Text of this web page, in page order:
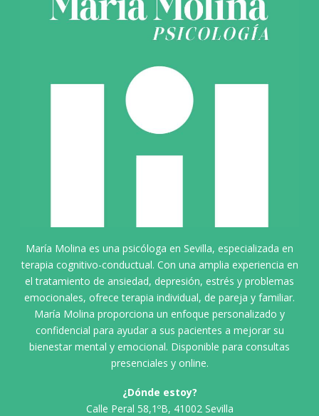
María Molina es una psicóloga en Sevilla, especializada en
terapia cognitivo-conductual. Con una amplia experiencia en
el tratamiento de ansiedad, depresión, estrés y problemas
emocionales, ofrece terapia individual, de pareja y familiar.
María Molina proporciona un enfoque personalizado y
confidencial para ayudar a sus pacientes a mejorar su
bienestar mental y emocional. Disponible para consultas
presenciales y online.
¿Dónde estoy?
Calle Peral 58,1ºB, 41002 Sevilla